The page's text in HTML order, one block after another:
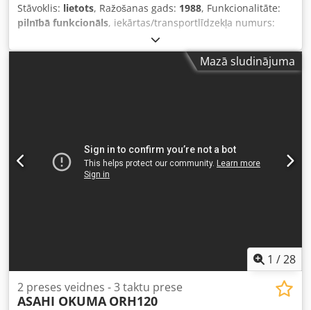
Stāvoklis: lietots, Ražošanas gads: 1988, Funkcionalitāte:
pilnībā funkcionāls, iekārtas/transportlīdzekļa numurs:
, Piedāvājuma numurs: M08L/8328 Iekārtas
veids: 2 matricas - 3 sitienu prese Informācija: slēgts nazis
Ražotājs: ASAHI OKUMA Tips: RH60 Ražošanas gads: 1988
Mazā sludinājuma
1 /28
2 preses veidnes - 3 taktu prese
ASAHI OKUMA ORH120